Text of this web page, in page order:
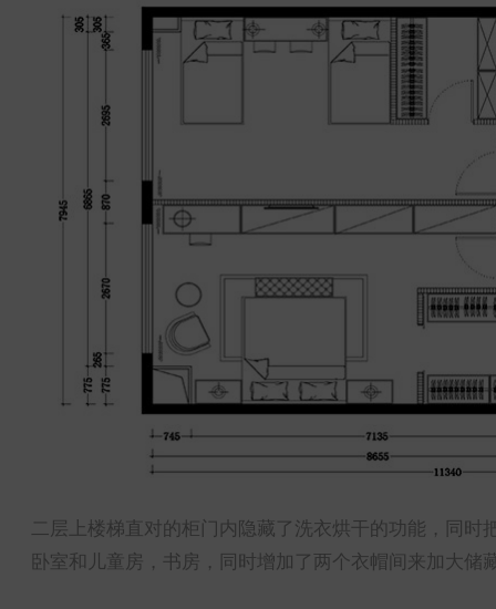
二层上楼梯直对的柜门内隐藏了洗衣烘干的功能，同
卧室和儿童房，书房，同时增加了两个衣帽间来加大储